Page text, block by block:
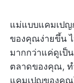
แม่แบบแคมเปญ
ของคุณง่ายขึ้น
มากกว่าแค่ดูเป็
ตลาดของคุณ, ท
แคมเปญของคุณ